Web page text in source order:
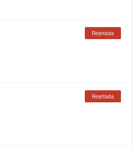
Rejeitada
Rejeitada